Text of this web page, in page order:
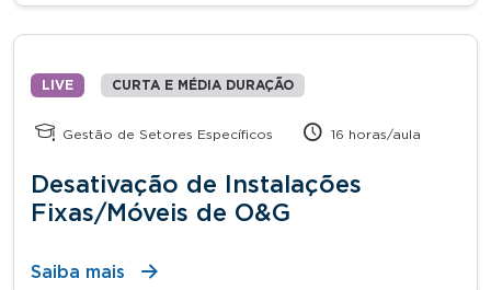
LIVE CURTA E MÉDIA DURAÇÃO
Gestão de Setores Específicos 16 horas/aula
Desativação de Instalações
Fixas/Móveis de O&G
Saiba mais